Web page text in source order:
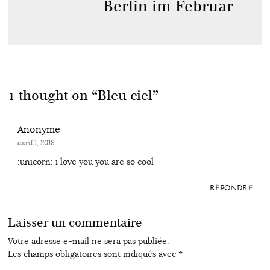
Berlin im Februar
1 thought on “Bleu ciel”
Anonyme
avril 1, 2018 ·
:unicorn: i love you you are so cool
RÉPONDRE
Laisser un commentaire
Votre adresse e-mail ne sera pas publiée.
Les champs obligatoires sont indiqués avec *